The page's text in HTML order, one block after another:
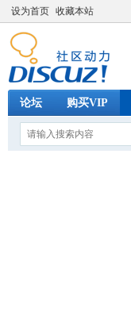
设为首页 收藏本站
论坛 购买VIP